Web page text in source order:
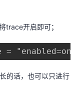
trace开启即可；
的话，也可以只进行